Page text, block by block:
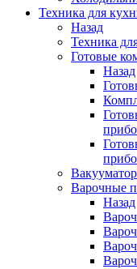
Техника для
Назад
Техника
Готовые
Назад
Варочные
Назад